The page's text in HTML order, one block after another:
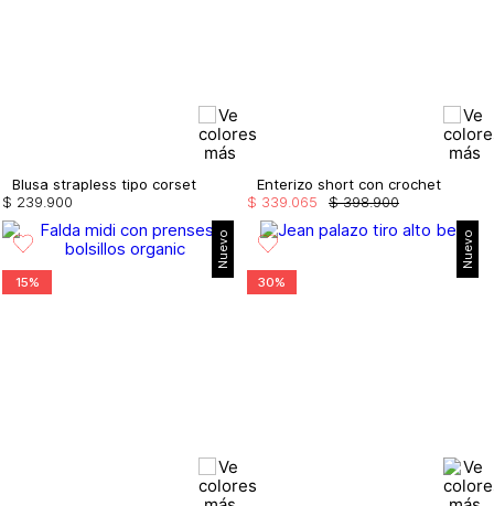
Blusa strapless tipo corset
$ 239.900
Enterizo short con crochet
$ 398.900
$ 339.065
Nuevo
15%
Nuevo
30%